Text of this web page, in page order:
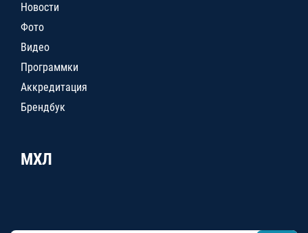
Новости
Фото
Видео
Программки
Аккредитация
Брендбук
МХЛ